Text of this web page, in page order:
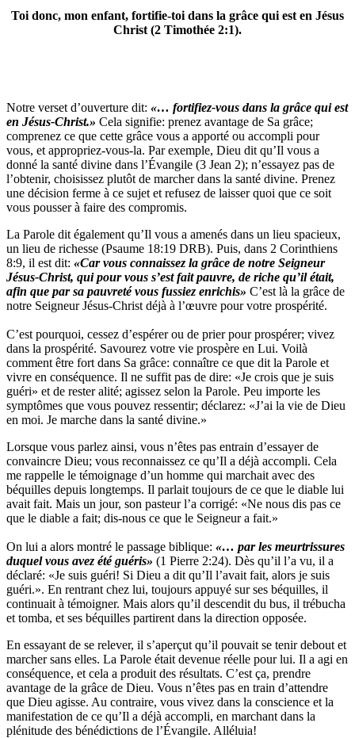
Toi donc, mon enfant, fortifie-toi dans la grâce qui est en Jésus
Christ (2 Timothée 2:1).
Notre verset d’ouverture dit: «… fortifiez-vous dans la grâce qui est
en Jésus-Christ.» Cela signifie: prenez avantage de Sa grâce;
comprenez ce que cette grâce vous a apporté ou accompli pour
vous, et appropriez-vous-la. Par exemple, Dieu dit qu’Il vous a
donné la santé divine dans l’Évangile (3 Jean 2); n’essayez pas de
l’obtenir, choisissez plutôt de marcher dans la santé divine. Prenez
une décision ferme à ce sujet et refusez de laisser quoi que ce soit
vous pousser à faire des compromis.
La Parole dit également qu’Il vous a amenés dans un lieu spacieux,
un lieu de richesse (Psaume 18:19 DRB). Puis, dans 2 Corinthiens
8:9, il est dit: «Car vous connaissez la grâce de notre Seigneur
Jésus-Christ, qui pour vous s’est fait pauvre, de riche qu’il était,
afin que par sa pauvreté vous fussiez enrichis» C’est là la grâce de
notre Seigneur Jésus-Christ déjà à l’œuvre pour votre prospérité.
C’est pourquoi, cessez d’espérer ou de prier pour prospérer; vivez
dans la prospérité. Savourez votre vie prospère en Lui. Voilà
comment être fort dans Sa grâce: connaître ce que dit la Parole et
vivre en conséquence. Il ne suffit pas de dire: «Je crois que je suis
guéri» et de rester alité; agissez selon la Parole. Peu importe les
symptômes que vous pouvez ressentir; déclarez: «J’ai la vie de Dieu
en moi. Je marche dans la santé divine.»
Lorsque vous parlez ainsi, vous n’êtes pas entrain d’essayer de
convaincre Dieu; vous reconnaissez ce qu’Il a déjà accompli. Cela
me rappelle le témoignage d’un homme qui marchait avec des
béquilles depuis longtemps. Il parlait toujours de ce que le diable lui
avait fait. Mais un jour, son pasteur l’a corrigé: «Ne nous dis pas ce
que le diable a fait; dis-nous ce que le Seigneur a fait.»
On lui a alors montré le passage biblique: «… par les meurtrissures
duquel vous avez été guéris» (1 Pierre 2:24). Dès qu’il l’a vu, il a
déclaré: «Je suis guéri! Si Dieu a dit qu’Il l’avait fait, alors je suis
guéri.». En rentrant chez lui, toujours appuyé sur ses béquilles, il
continuait à témoigner. Mais alors qu’il descendit du bus, il trébucha
et tomba, et ses béquilles partirent dans la direction opposée.
En essayant de se relever, il s’aperçut qu’il pouvait se tenir debout et
marcher sans elles. La Parole était devenue réelle pour lui. Il a agi en
conséquence, et cela a produit des résultats. C’est ça, prendre
avantage de la grâce de Dieu. Vous n’êtes pas en train d’attendre
que Dieu agisse. Au contraire, vous vivez dans la conscience et la
manifestation de ce qu’Il a déjà accompli, en marchant dans la
plénitude des bénédictions de l’Évangile. Alléluia!